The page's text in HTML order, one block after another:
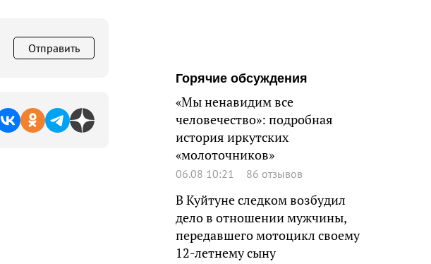
Отправить
Горячие обсуждения
«Мы ненавидим все
человечество»: подробная
история иркутских
«молоточников»
06.08 10:21 86 отзывов
В Куйтуне следком возбудил
дело в отношении мужчины,
передавшего мотоцикл своему
12-летнему сыну